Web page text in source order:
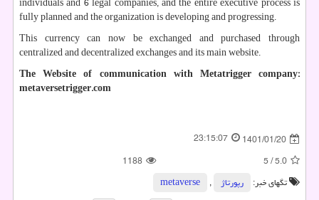
individuals and 6 legal companies, and the entire executive process is
fully planned and the organization is developing and progressing.
This currency can now be exchanged and purchased through
centralized and decentralized exchanges and its main website.
The Website of communication with Metatrigger company:
metaversetrigger.com
1401/01/20
23:15:07
5.0
/
5
1188
تگهای خبر:
رپورتاژ ,
metaverse